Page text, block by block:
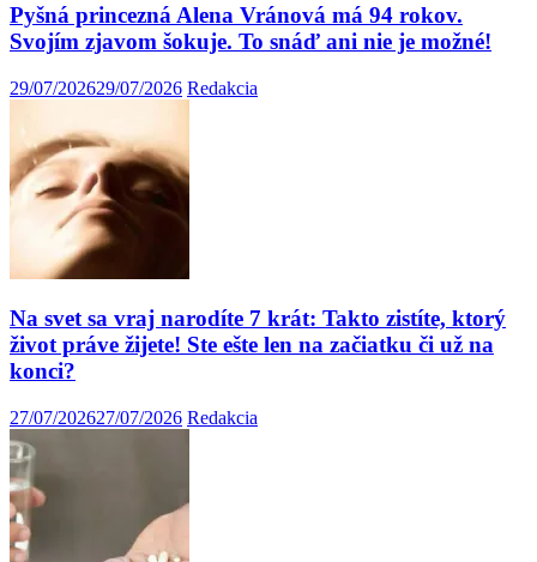
Pyšná princezná Alena Vránová má 94 rokov.
Svojím zjavom šokuje. To snáď ani nie je možné!
29/07/202629/07/2026 Redakcia
Na svet sa vraj narodíte 7 krát: Takto zistíte, ktorý
život práve žijete! Ste ešte len na začiatku či už na
konci?
27/07/202627/07/2026 Redakcia